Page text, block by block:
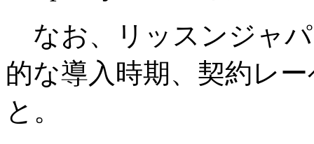
なお、リッスンジャパ
的な導入時期、契約レ
と。